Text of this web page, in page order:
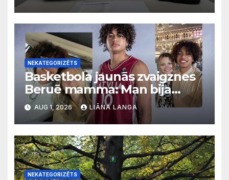
NEKATEGORIZĒTS
Basketbola jaunās zvaigznes
Beruē mamma: Man bija
svarīgi, lai bērni apgūst
latviešu valodu
AUG 1, 2026 LIĀNA LANGA
NEKATEGORIZĒTS